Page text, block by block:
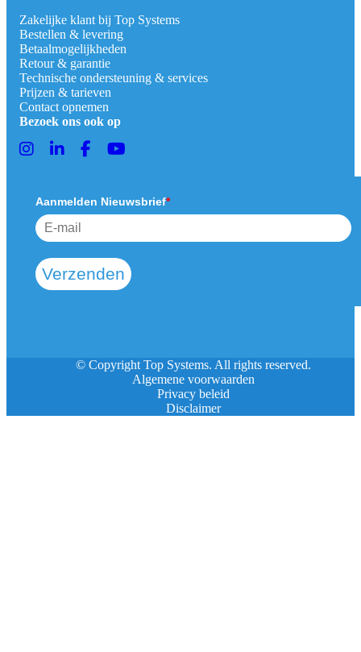
Zakelijke klant bij Top Systems
Bestellen & levering
Betaalmogelijkheden
Retour & garantie
Technische ondersteuning & services
Prijzen & tarieven
Contact opnemen
Bezoek ons ook op
Aanmelden Nieuwsbrief*
Verzenden
© Copyright Top Systems. All rights reserved.
Algemene voorwaarden
Privacy beleid
Disclaimer